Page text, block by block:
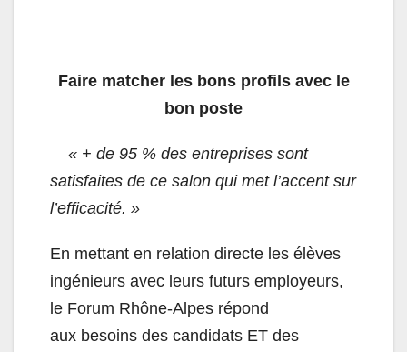
Faire matcher les bons profils avec le
bon poste
« + de 95 % des entreprises sont
satisfaites de ce salon qui met l’accent sur
l’efficacité. »
En mettant en relation directe les élèves
ingénieurs avec leurs futurs employeurs,
le Forum Rhône-Alpes répond
aux besoins des candidats ET des